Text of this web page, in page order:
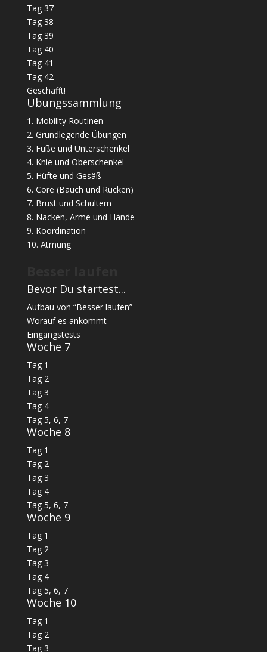
Tag 37
Tag 38
Tag 39
Tag 40
Tag 41
Tag 42
Geschafft!
Übungssammlung
1. Mobility Routinen
2. Grundlegende Übungen
3. Füße und Unterschenkel
4. Knie und Oberschenkel
5. Hüfte und Gesäß
6. Core (Bauch und Rücken)
7. Brust und Schultern
8. Nacken, Arme und Hände
9. Koordination
10. Atmung
Bevor Du startest...
Aufbau von “Besser laufen”
Worauf es ankommt
Eingangstests
Woche 7
Tag 1
Tag 2
Tag 3
Tag 4
Tag 5, 6, 7
Woche 8
Tag 1
Tag 2
Tag 3
Tag 4
Tag 5, 6, 7
Woche 9
Tag 1
Tag 2
Tag 3
Tag 4
Tag 5, 6, 7
Woche 10
Tag 1
Tag 2
Tag 3